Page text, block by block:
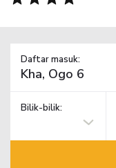
Daftar masuk:
Bilik-bilik: